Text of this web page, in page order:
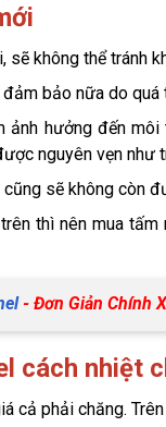
không thể tránh
bảo nữa do quá
hưởng đến
nguyên vẹn như
sẽ không còn
thì nên mua
- Đơn Giản Chính
cách nhiệt
cả phải chăng.